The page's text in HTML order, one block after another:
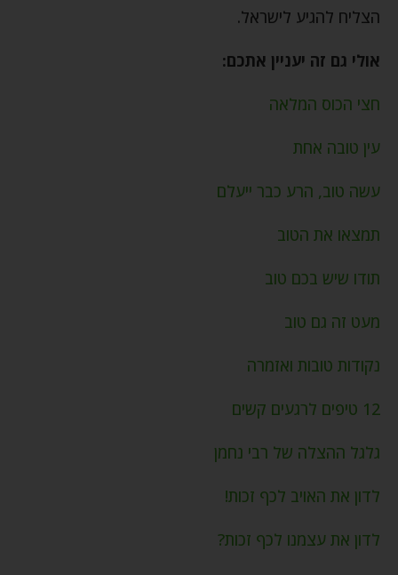
הצליח להגיע לישראל.
אולי גם זה יעניין אתכם:
חצי הכוס המלאה
עין טובה אחת
עשה טוב, הרע כבר ייעלם
תמצאו את הטוב
תודו שיש בכם טוב
מעט זה גם טוב
נקודות טובות ואזמרה
12 טיפים לרגעים קשים
גלגל ההצלה של רבי נחמן
לדון את האויב לכף זכות!
לדון את עצמנו לכף זכות?